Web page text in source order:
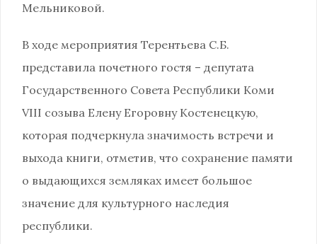
Мельниковой.
В ходе мероприятия Терентьева С.Б.
представила почетного гостя – депутата
Государственного Совета Республики Коми
VIII созыва Елену Егоровну Костенецкую,
которая подчеркнула значимость встречи и
выхода книги, отметив, что сохранение памяти
о выдающихся земляках имеет большое
значение для культурного наследия
республики.